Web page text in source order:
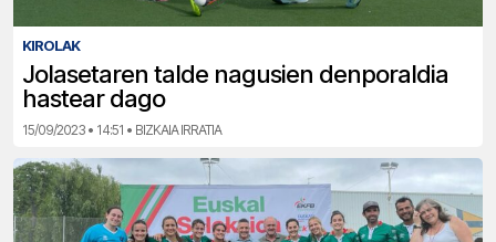
KIROLAK
Jolasetaren talde nagusien denporaldia
hastear dago
15/09/2023 • 14:51 • BIZKAIA IRRATIA